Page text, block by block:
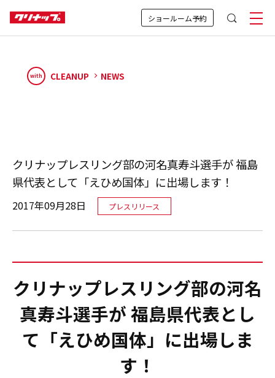
ショールーム予約
with CLEANUP NEWS
クリナップレスリング部の河名真寿斗選手が 福島
県代表として「えひめ国体」に出場します！
2017年09月28日 プレスリリース
クリナップレスリング部の河名
真寿斗選手が 福島県代表とし
て「えひめ国体」に出場しま
す！